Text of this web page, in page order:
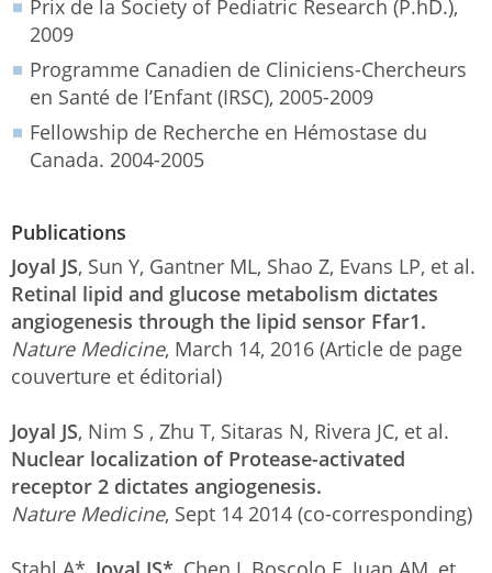
Prix de la Society of Pediatric Research (P.hD.),
2009
Programme Canadien de Cliniciens-Chercheurs
en Santé de l’Enfant (IRSC), 2005-2009
Fellowship de Recherche en Hémostase du
Canada. 2004-2005
Publications
Joyal JS, Sun Y, Gantner ML, Shao Z, Evans LP, et al.
Retinal lipid and glucose metabolism dictates
angiogenesis through the lipid sensor Ffar1.
Nature Medicine, March 14, 2016 (Article de page
couverture et éditorial)
Joyal JS, Nim S , Zhu T, Sitaras N, Rivera JC, et al.
Nuclear localization of Protease-activated
receptor 2 dictates angiogenesis.
Nature Medicine, Sept 14 2014 (co-corresponding)